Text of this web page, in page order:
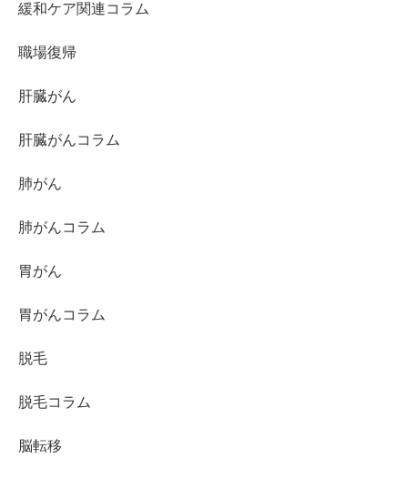
緩和ケア関連コラム
職場復帰
肝臓がん
肝臓がんコラム
肺がん
肺がんコラム
胃がん
胃がんコラム
脱毛
脱毛コラム
脳転移